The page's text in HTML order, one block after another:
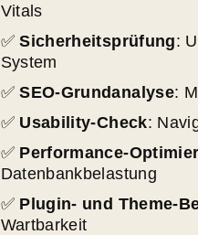
Vitals
✅Sicherheitsprüfung:
System
✅SEO-Grundanalyse:
✅ Usability-Check:
✅ Performance-
Datenbankbelastung
✅ Plugin- und Theme-
Wartbarkeit